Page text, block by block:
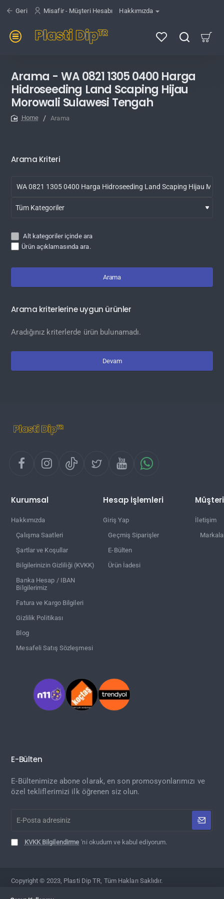
Geri Misafir - Müşteri Hesabı Hakkımızda
Arama - WA 0821 1305 0400 Harga
Hidroseeding Land Scaping Hijau
Morowali Sulawesi Tengah
Arama
Arama Kriteri
Alt kategoriler içinde ara
Ürün açıklamasında ara.
Arama
Arama kriterlerine uygun ürünler
Aradığınız kriterlerde ürün bulunamadı.
Devam
Kurumsal
Hakkımızda
Çalışma Saatleri
Şartlar ve Koşullar
Bilgilerinizin Gizliliği (KVKK)
Banka Hesap / IBAN
Bilgilerimiz
Fatura ve Kargo Bilgileri
Gizlilik Politikası
Blog
Mesafeli Satış Sözleşmesi
Hesap İşlemleri
Giriş Yap
Geçmiş Siparişler
E-Bülten
Ürün İadesi
İletişim
E-Bülten
E-Bültenimize abone olarak, en son promosyonlarımızı ve
özel tekliflerimizi ilk öğrenen siz olun.
Posta
KVKK Bilgilendirme 'ni okudum ve kabul ediyorum.
Copyright © 2023, Plasti Dip TR, Tüm Hakları Saklıdır.